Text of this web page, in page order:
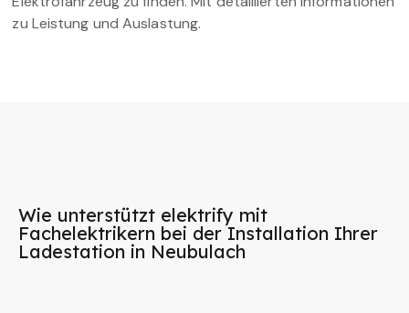
zu Leistung und Auslastung.
Wie unterstützt elektrify mit
Fachelektrikern bei der Installation Ihrer
Ladestation in Neubulach